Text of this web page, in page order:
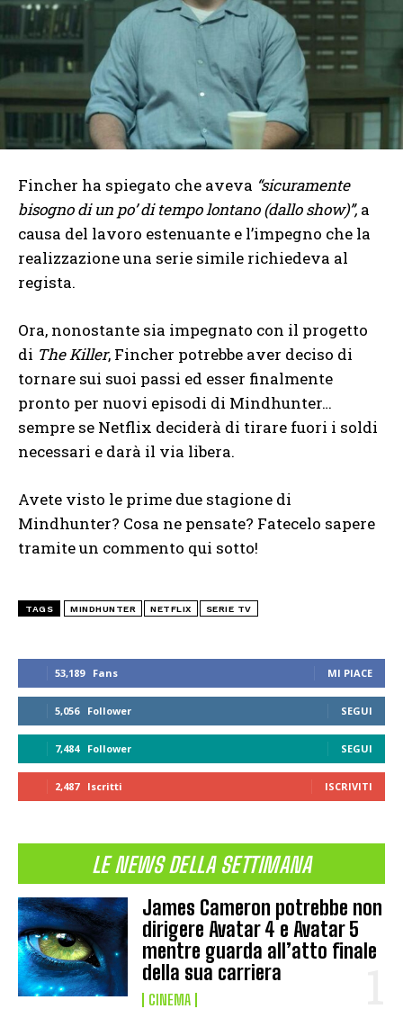
53,189 Fans MI PIACE
5,056 Follower SEGUI
7,484 Follower SEGUI
2,487 Iscritti ISCRIVITI
LE NEWS DELLA SETTIMANA
James Cameron potrebbe non
dirigere Avatar 4 e Avatar 5
mentre guarda all’atto finale
della sua carriera
CINEMA
Fincher ha spiegato che aveva “sicuramente
bisogno di un po’ di tempo lontano (dallo show)”, a
causa del lavoro estenuante e l’impegno che la
realizzazione una serie simile richiedeva al
regista.
Ora, nonostante sia impegnato con il progetto
di The Killer, Fincher potrebbe aver deciso di
tornare sui suoi passi ed esser finalmente
pronto per nuovi episodi di Mindhunter…
sempre se Netflix deciderà di tirare fuori i soldi
necessari e darà il via libera.
Avete visto le prime due stagione di
Mindhunter? Cosa ne pensate? Fatecelo sapere
tramite un commento qui sotto!
TAGS MINDHUNTER NETFLIX SERIE TV